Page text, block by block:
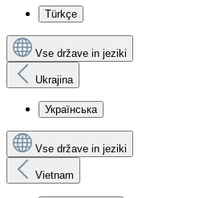
Türkçe
Vse države in jeziki
Ukrajina
Українська
Vse države in jeziki
Vietnam